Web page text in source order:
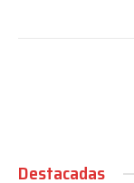
Destacadas